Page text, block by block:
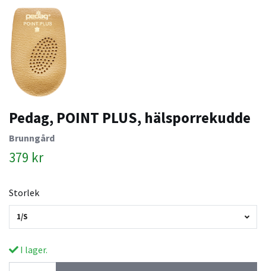
Pedag, POINT PLUS, hälsporrekudde
Brunngård
379 kr
Storlek
1/S
I lager.